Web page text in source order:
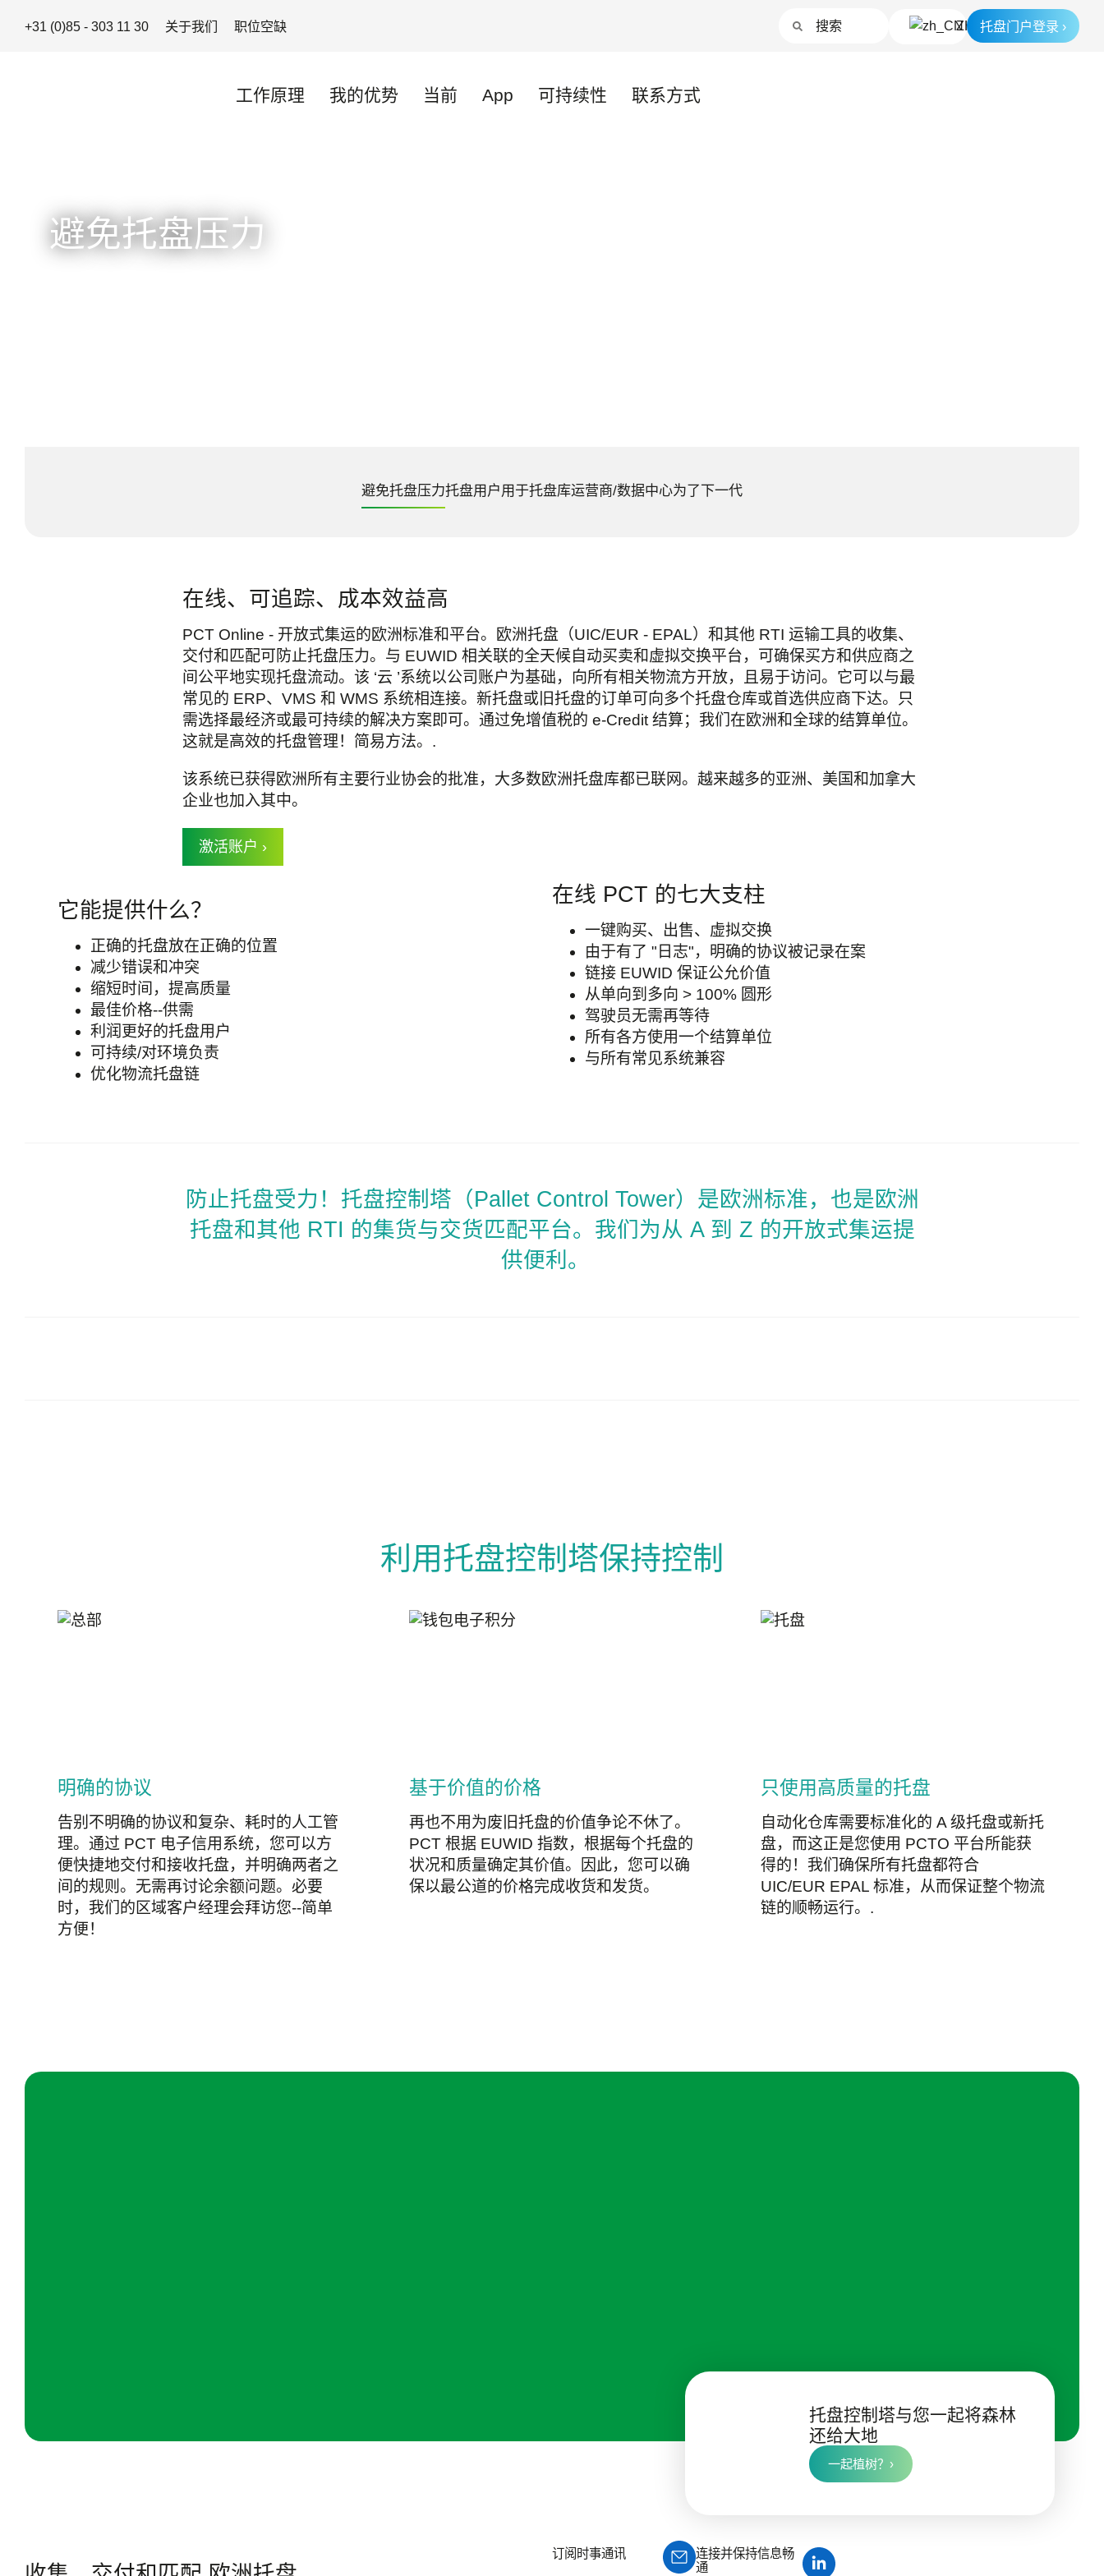
+31 (0)85 - 303 11 30 关于我们 职位空缺 ZH 托盘门户登录 ›
工作原理 我的优势 当前 App 可持续性 联系方式
避免托盘压力
避免托盘压力托盘用户用于托盘库运营商/数据中心为了下一代
在线、可追踪、成本效益高
PCT Online - 开放式集运的欧洲标准和平台。欧洲托盘（UIC/EUR - EPAL）和其他 RTI 运输工具的收集、
交付和匹配可防止托盘压力。与 EUWID 相关联的全天候自动买卖和虚拟交换平台，可确保买方和供应商之
间公平地实现托盘流动。该 ‘云 ’系统以公司账户为基础，向所有相关物流方开放，且易于访问。它可以与最
常见的 ERP、VMS 和 WMS 系统相连接。新托盘或旧托盘的订单可向多个托盘仓库或首选供应商下达。只
需选择最经济或最可持续的解决方案即可。通过免增值税的 e-Credit 结算；我们在欧洲和全球的结算单位。
这就是高效的托盘管理！简易方法。.
该系统已获得欧洲所有主要行业协会的批准，大多数欧洲托盘库都已联网。越来越多的亚洲、美国和加拿大
企业也加入其中。
激活账户
它能提供什么？
正确的托盘放在正确的位置
减少错误和冲突
缩短时间，提高质量
最佳价格--供需
利润更好的托盘用户
可持续/对环境负责
优化物流托盘链
在线 PCT 的七大支柱
一键购买、出售、虚拟交换
由于有了 "日志"，明确的协议被记录在案
链接 EUWID 保证公允价值
从单向到多向 > 100% 圆形
驾驶员无需再等待
所有各方使用一个结算单位
与所有常见系统兼容
防止托盘受力！托盘控制塔（Pallet Control Tower）是欧洲标准，也是欧洲
托盘和其他 RTI 的集货与交货匹配平台。我们为从 A 到 Z 的开放式集运提
供便利。
利用托盘控制塔保持控制
明确的协议
告别不明确的协议和复杂、耗时的人工管
理。通过 PCT 电子信用系统，您可以方
便快捷地交付和接收托盘，并明确两者之
间的规则。无需再讨论余额问题。必要
时，我们的区域客户经理会拜访您--简单
方便！
基于价值的价格
再也不用为废旧托盘的价值争论不休了。
PCT 根据 EUWID 指数，根据每个托盘的
状况和质量确定其价值。因此，您可以确
保以最公道的价格完成收货和发货。
只使用高质量的托盘
自动化仓库需要标准化的 A 级托盘或新托
盘，而这正是您使用 PCTO 平台所能获
得的！我们确保所有托盘都符合
UIC/EUR EPAL 标准，从而保证整个物流
链的顺畅运行。.
托盘控制塔与您一起将森林
还给大地
一起植树？›
订阅时事通讯
连接并保持信息畅
通